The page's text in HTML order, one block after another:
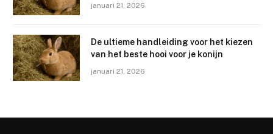
januari 21, 2026
De ultieme handleiding voor het kiezen
van het beste hooi voor je konijn
januari 21, 2026